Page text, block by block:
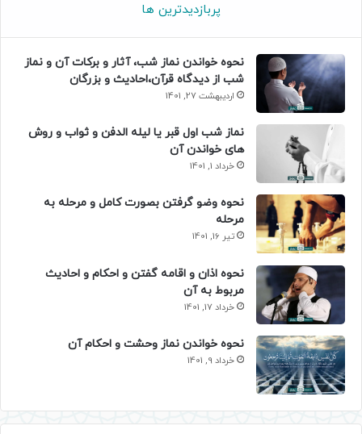
پربازدیدترین ها
نحوه خواندن نماز شب، آثار و برکات آن و نماز
شب از دیدگاه قرآن،احادیث و بزرگان
اردیبهشت 27, 1401
نماز شب اول قبر یا لیله الدفن و ثواب و روش
های خواندن آن
خرداد 1, 1401
نحوه وضو گرفتن بصورت کامل و مرحله به
مرحله
تیر 16, 1401
نحوه اذان و اقامه گفتن و احکام و احادیث
مربوط به آن
خرداد 17, 1401
نحوه خواندن نماز وحشت و احکام آن
خرداد 9, 1401